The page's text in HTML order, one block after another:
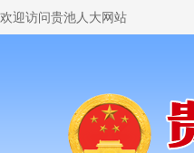
欢迎访问贵池人大网站